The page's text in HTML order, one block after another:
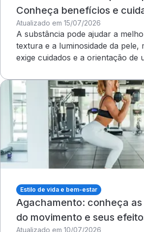
Conheça benefícios e
Atualizado em 15/07/2026
A substância pode ajudar a
textura e a luminosidade da pele,
exige cuidados e a orientação de
Estilo de vida e bem-estar
Agachamento: conheça
do movimento e seus
Atualizado em 10/07/2026